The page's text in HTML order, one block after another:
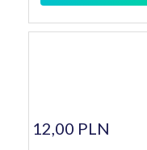
12,00 PLN